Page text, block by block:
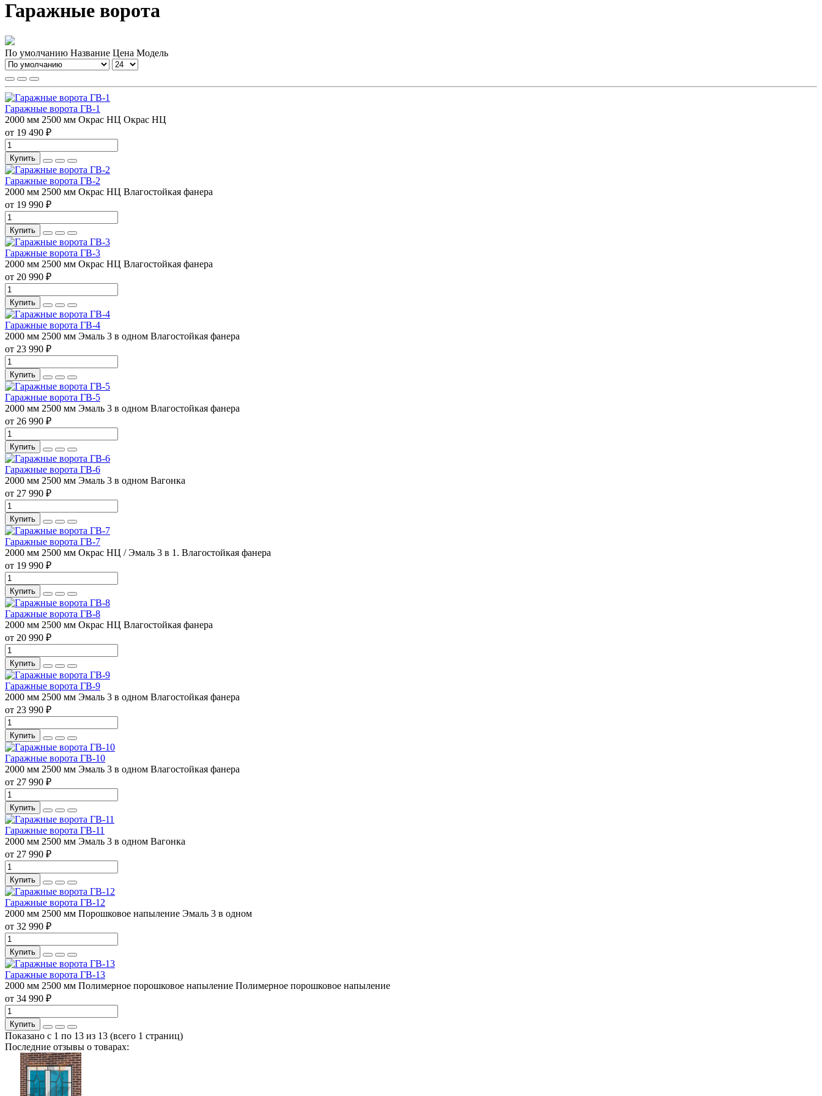
Гаражные ворота
По умолчанию Название Цена Модель
Гаражные ворота ГВ-1
2000 мм 2500 мм Окрас НЦ Окрас НЦ
от 19 490 ₽
Купить
Гаражные ворота ГВ-2
2000 мм 2500 мм Окрас НЦ Влагостойкая фанера
от 19 990 ₽
Купить
Гаражные ворота ГВ-3
2000 мм 2500 мм Окрас НЦ Влагостойкая фанера
от 20 990 ₽
Купить
Гаражные ворота ГВ-4
2000 мм 2500 мм Эмаль 3 в одном Влагостойкая фанера
от 23 990 ₽
Купить
Гаражные ворота ГВ-5
2000 мм 2500 мм Эмаль 3 в одном Влагостойкая фанера
от 26 990 ₽
Купить
Гаражные ворота ГВ-6
2000 мм 2500 мм Эмаль 3 в одном Вагонка
от 27 990 ₽
Купить
Гаражные ворота ГВ-7
2000 мм 2500 мм Окрас НЦ / Эмаль 3 в 1. Влагостойкая фанера
от 19 990 ₽
Купить
Гаражные ворота ГВ-8
2000 мм 2500 мм Окрас НЦ Влагостойкая фанера
от 20 990 ₽
Купить
Гаражные ворота ГВ-9
2000 мм 2500 мм Эмаль 3 в одном Влагостойкая фанера
от 23 990 ₽
Купить
Гаражные ворота ГВ-10
2000 мм 2500 мм Эмаль 3 в одном Влагостойкая фанера
от 27 990 ₽
Купить
Гаражные ворота ГВ-11
2000 мм 2500 мм Эмаль 3 в одном Вагонка
от 27 990 ₽
Купить
Гаражные ворота ГВ-12
2000 мм 2500 мм Порошковое напыление Эмаль 3 в одном
от 32 990 ₽
Купить
Гаражные ворота ГВ-13
2000 мм 2500 мм Полимерное порошковое напыление Полимерное порошковое напыление
от 34 990 ₽
Купить
Показано с 1 по 13 из 13 (всего 1 страниц)
Последние отзывы о товарах: